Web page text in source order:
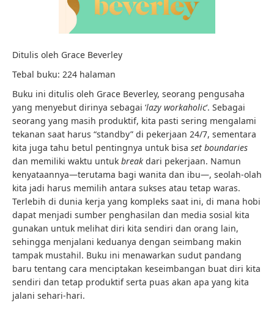
Ditulis oleh Grace Beverley
Tebal buku: 224 halaman
Buku ini ditulis oleh Grace Beverley, seorang pengusaha
yang menyebut dirinya sebagai ‘lazy workaholic‘. Sebagai
seorang yang masih produktif, kita pasti sering mengalami
tekanan saat harus “standby” di pekerjaan 24/7, sementara
kita juga tahu betul pentingnya untuk bisa set boundaries
dan memiliki waktu untuk break dari pekerjaan. Namun
kenyataannya—terutama bagi wanita dan ibu—, seolah-olah
kita jadi harus memilih antara sukses atau tetap waras.
Terlebih di dunia kerja yang kompleks saat ini, di mana hobi
dapat menjadi sumber penghasilan dan media sosial kita
gunakan untuk melihat diri kita sendiri dan orang lain,
sehingga menjalani keduanya dengan seimbang makin
tampak mustahil. Buku ini menawarkan sudut pandang
baru tentang cara menciptakan keseimbangan buat diri kita
sendiri dan tetap produktif serta puas akan apa yang kita
jalani sehari-hari.